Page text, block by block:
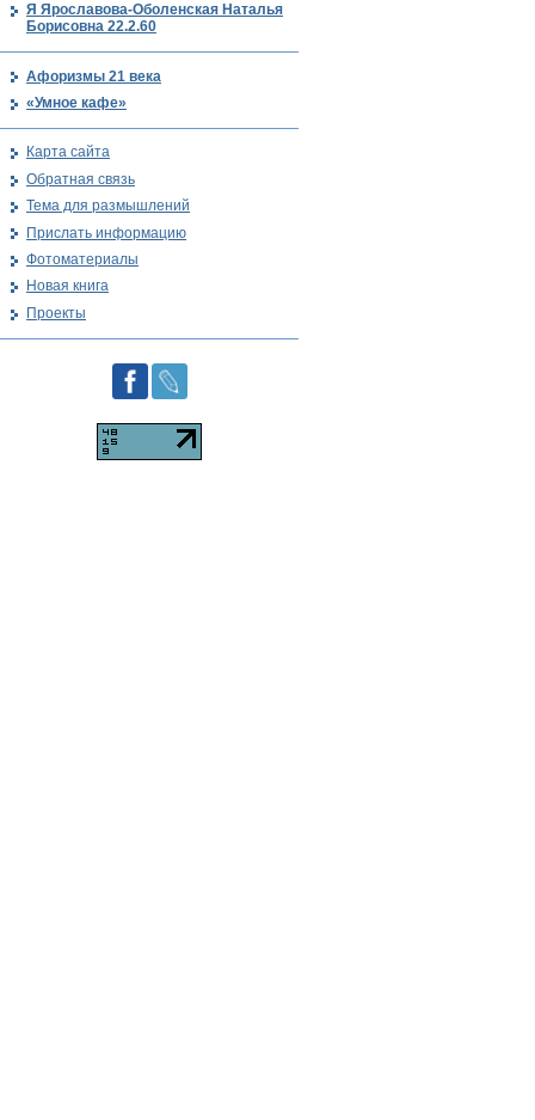
Я Ярославова-Оболенская Наталья
Борисовна 22.2.60
Афоризмы 21 века
«Умное кафе»
Карта сайта
Обратная связь
Тема для размышлений
Прислать информацию
Фотоматериалы
Новая книга
Проекты